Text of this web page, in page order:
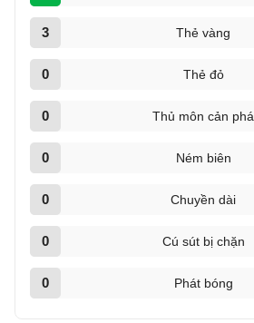
3 Thẻ vàng
0 Thẻ đỏ
0 Thủ môn cản phá
0 Ném biên
0 Chuyền dài
0 Cú sút bị chặn
0 Phát bóng